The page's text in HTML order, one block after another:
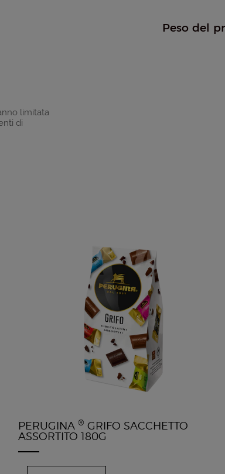
limitata
di
Peso del
PERUGINA ® GRIFO SACCHETTO
ASSORTITO 180G